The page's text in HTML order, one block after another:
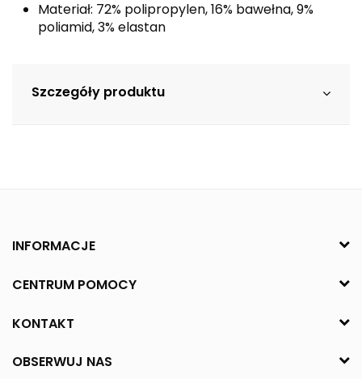
Materiał: 72% polipropylen, 16% bawełna, 9%
poliamid, 3% elastan
Szczegóły produktu
INFORMACJE
CENTRUM POMOCY
KONTAKT
OBSERWUJ NAS